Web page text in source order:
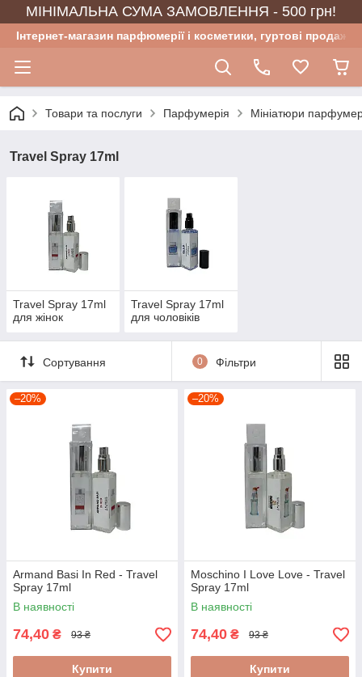
МІНІМАЛЬНА СУМА ЗАМОВЛЕННЯ - 500 грн!
Інтернет-магазин парфюмерії і косметики, гуртові продажі
Товари та послуги Парфумерія Мініатюри
Travel Spray 17ml
Travel Spray 17ml
для жінок
Travel Spray 17ml
для чоловіків
Сортування 0 Фільтри
–20%
Armand Basi In Red - Travel
Spray 17ml
В наявності
74,40 ₴ 93 ₴
Купити
–20%
Moschino I Love Love - Travel
Spray 17ml
В наявності
74,40 ₴ 93 ₴
Купити